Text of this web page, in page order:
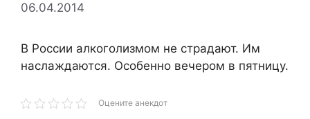
06.04.2014
В России алкоголизмом не страдают. Им
наслаждаются. Особенно вечером в пятницу.
Оцените анекдот